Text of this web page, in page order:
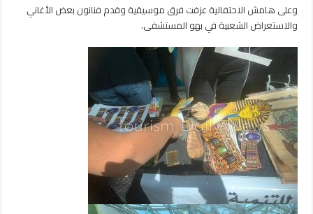
وعلى هامش الاحتفالية عزفت فرق موسيقية وقدم فنانون بعض الأغاني
والاستعراض الشعبية في بهو المستشفى.